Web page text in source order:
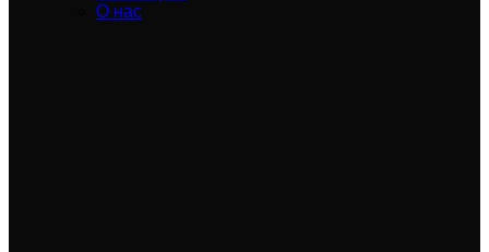
О нас